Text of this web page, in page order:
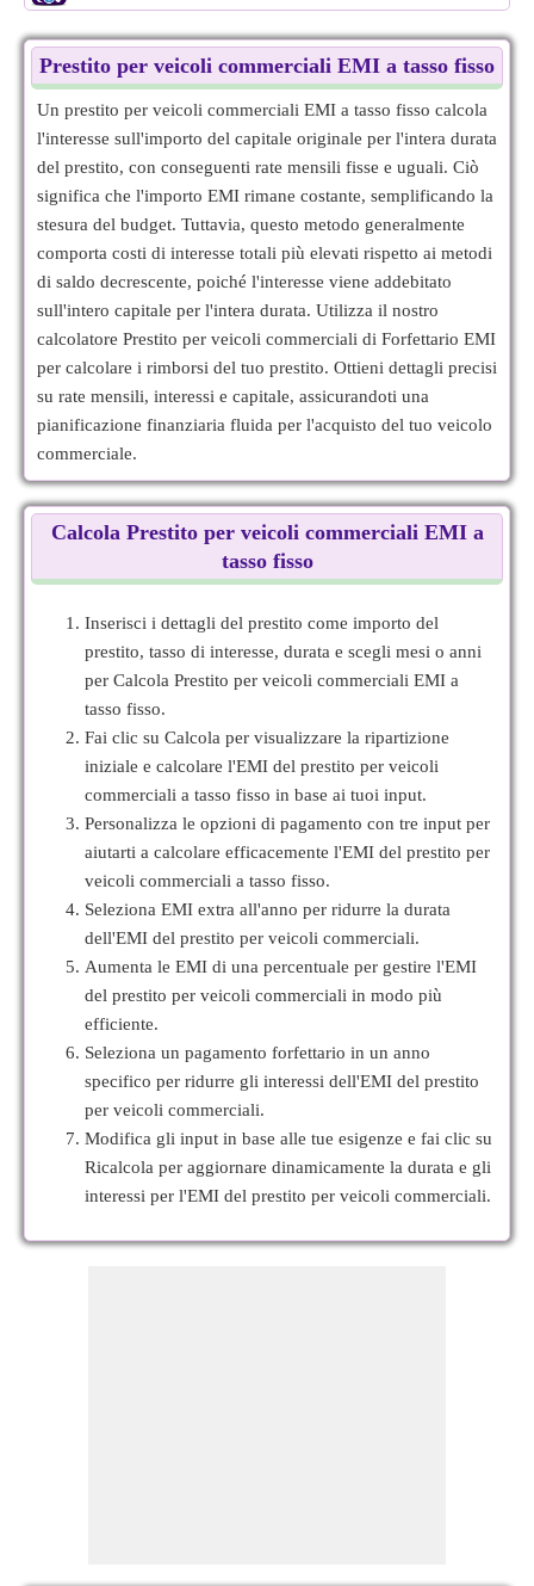
Prestito per veicoli commerciali EMI a tasso fisso
Un prestito per veicoli commerciali EMI a tasso fisso calcola
l'interesse sull'importo del capitale originale per l'intera durata
del prestito, con conseguenti rate mensili fisse e uguali. Ciò
significa che l'importo EMI rimane costante, semplificando la
stesura del budget. Tuttavia, questo metodo generalmente
comporta costi di interesse totali più elevati rispetto ai metodi
di saldo decrescente, poiché l'interesse viene addebitato
sull'intero capitale per l'intera durata. Utilizza il nostro
calcolatore Prestito per veicoli commerciali di Forfettario EMI
per calcolare i rimborsi del tuo prestito. Ottieni dettagli precisi
su rate mensili, interessi e capitale, assicurandoti una
pianificazione finanziaria fluida per l'acquisto del tuo veicolo
commerciale.
Calcola Prestito per veicoli commerciali EMI a
tasso fisso
Inserisci i dettagli del prestito come importo del
prestito, tasso di interesse, durata e scegli mesi o anni
per Calcola Prestito per veicoli commerciali EMI a
tasso fisso.
Fai clic su Calcola per visualizzare la ripartizione
iniziale e calcolare l'EMI del prestito per veicoli
commerciali a tasso fisso in base ai tuoi input.
Personalizza le opzioni di pagamento con tre input per
aiutarti a calcolare efficacemente l'EMI del prestito per
veicoli commerciali a tasso fisso.
Seleziona EMI extra all'anno per ridurre la durata
dell'EMI del prestito per veicoli commerciali.
Aumenta le EMI di una percentuale per gestire l'EMI
del prestito per veicoli commerciali in modo più
efficiente.
Seleziona un pagamento forfettario in un anno
specifico per ridurre gli interessi dell'EMI del prestito
per veicoli commerciali.
Modifica gli input in base alle tue esigenze e fai clic su
Ricalcola per aggiornare dinamicamente la durata e gli
interessi per l'EMI del prestito per veicoli commerciali.